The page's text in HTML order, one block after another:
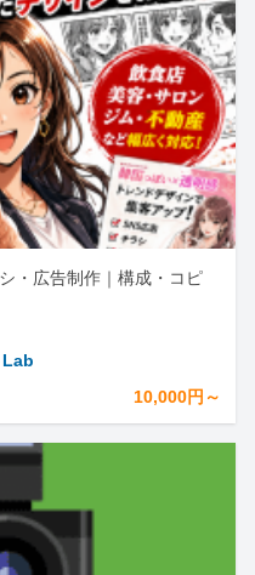
・広告制作｜構成・コピ
Lab
10,000円～